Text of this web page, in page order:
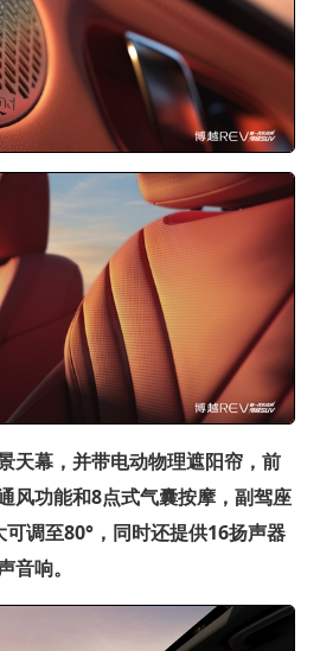
天幕，并带电动物理遮阳帘，前
风功能和8点式气囊按摩，副驾座
调至80°，同时还提供16扬声器
响。